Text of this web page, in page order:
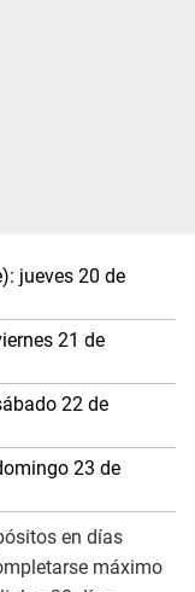
jueves 20 de
21 de
22 de
23 de
en días
máximo